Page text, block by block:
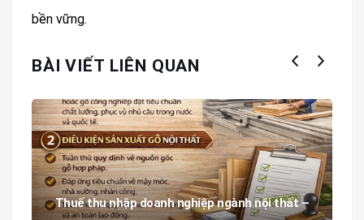
bền vững.
BÀI VIẾT LIÊN QUAN
Thuế thu nhập doanh nghiệp ngành nội thất –